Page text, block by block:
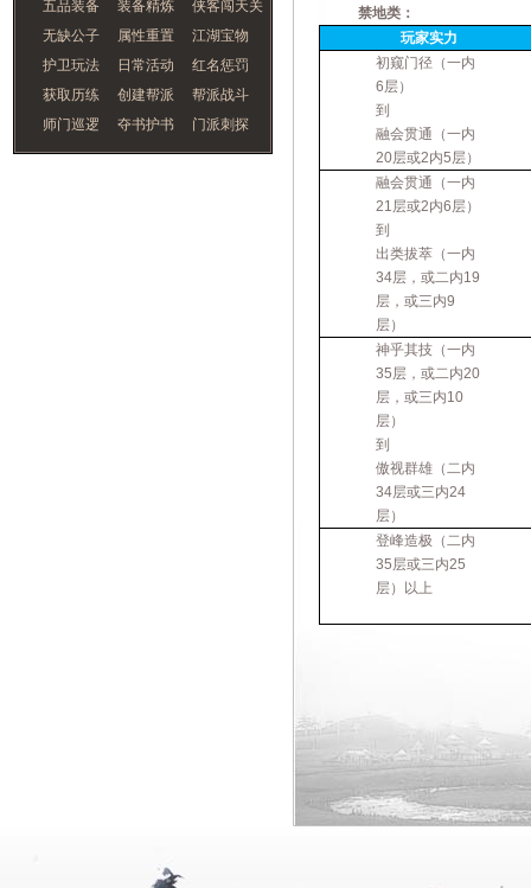
五品装备
装备精炼
侠客闯天关
无缺公子
属性重置
江湖宝物
护卫玩法
日常活动
红名惩罚
获取历练
创建帮派
帮派战斗
师门巡逻
夺书护书 门派刺探
禁地类：
玩家实力
初窥门径（一内
6层）
到
融会贯通（一内
20层或2内5层）
融会贯通（一内
21层或2内6层）
到
出类拔萃（一内
34层，或二内19
层，或三内9
层）
神乎其技（一内
35层，或二内20
层，或三内10
层）
到
傲视群雄（二内
34层或三内24
层）
登峰造极（二内
35层或三内25
层）以上